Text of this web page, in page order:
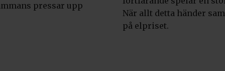
pressar upp
När allt detta händer
på elpriset.